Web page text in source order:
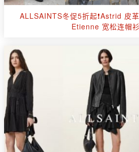
ALLSAINTS冬促5折起❗Astrid 皮
Etienne 宽松连帽